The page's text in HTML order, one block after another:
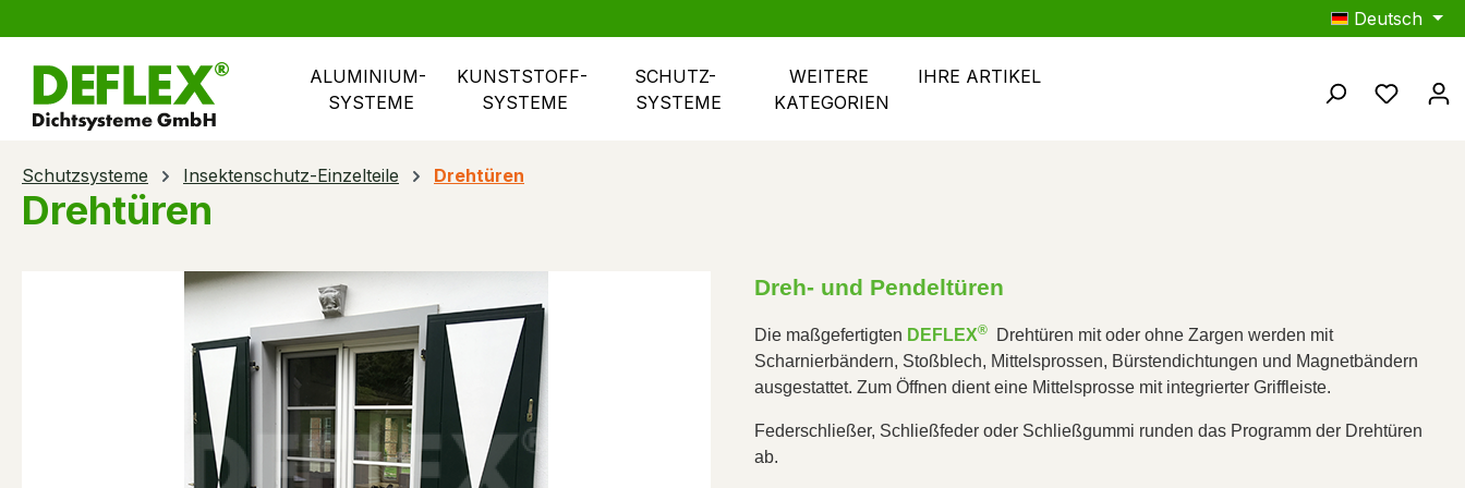
Deutsch
ALUMINIUM-
SYSTEME
KUNSTSTOFF-
SYSTEME
SCHUTZ-
SYSTEME
WEITERE
KATEGORIEN
IHRE ARTIKEL
Du
Schutzsysteme Insektenschutz-Einzelteile Drehtüren
Drehtüren
Dreh- und Pendeltüren
Die maßgefertigten DEFLEX®
  Drehtüren mit oder ohne Zargen werden mit
Scharnierbändern, Stoßblech, Mittelsprossen, Bürstendichtungen und Magnetbändern
ausgestattet. Zum Öffnen dient eine Mittelsprosse mit integrierter Griffleiste.
Federschließer, Schließfeder oder Schließgummi runden das Programm der Drehtüren
ab.